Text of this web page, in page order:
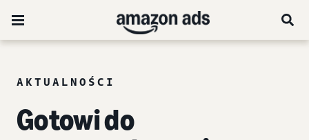
AKTUALNOŚCI
Gotowi do